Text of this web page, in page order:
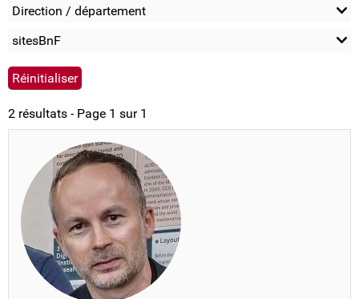
Direction / département
sitesBnF
2 résultats - Page 1 sur 1